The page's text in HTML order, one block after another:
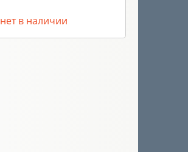
нет в наличии